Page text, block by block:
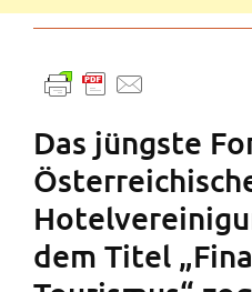
Das jüngste
dem Titel